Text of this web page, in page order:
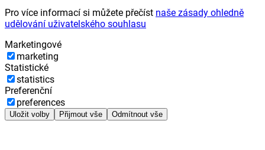
Pro více informací si můžete přečíst naše zásady ohledně
udělování uživatelského souhlasu
Marketingové
marketing
Statistické
statistics
Preferenční
preferences
Uložit volby Přijmout vše Odmítnout vše